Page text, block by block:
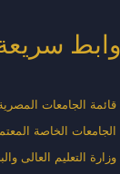
قائمة الجامعات
الجامعات الخاصة
وزارة التعليم العالى